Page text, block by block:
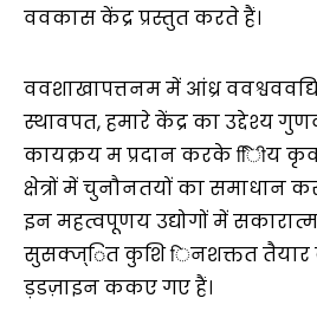
ववकास केंद्र प्रस्तुत करते हैं।
ववशाखापत्तनम में आंध्र
स्थावपत, हमारे केंद्र का उद्देश्य
कायक्रय म प्रदान करके ििीय
क्षेत्रों में चुनौनतयों का समाधान
इन महत्वपूणय उद्योगों में
सुसक्ज्ित कुशि िनशक्तत
ड़डज़ाइन ककए गए हैं।